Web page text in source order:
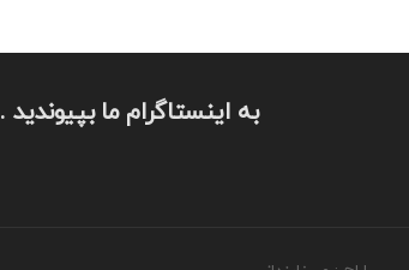
به اینستاگرام ما بپیوندید .